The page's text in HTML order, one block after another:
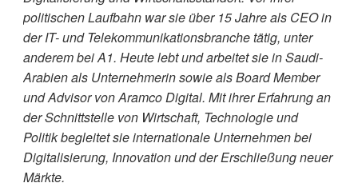
politischen Laufbahn war sie über 15 Jahre als CEO in
der IT- und Telekommunikationsbranche tätig, unter
anderem bei A1. Heute lebt und arbeitet sie in Saudi-
Arabien als Unternehmerin sowie als Board Member
und Advisor von Aramco Digital. Mit ihrer Erfahrung an
der Schnittstelle von Wirtschaft, Technologie und
Politik begleitet sie internationale Unternehmen bei
Digitalisierung, Innovation und der Erschließung neuer
Märkte.